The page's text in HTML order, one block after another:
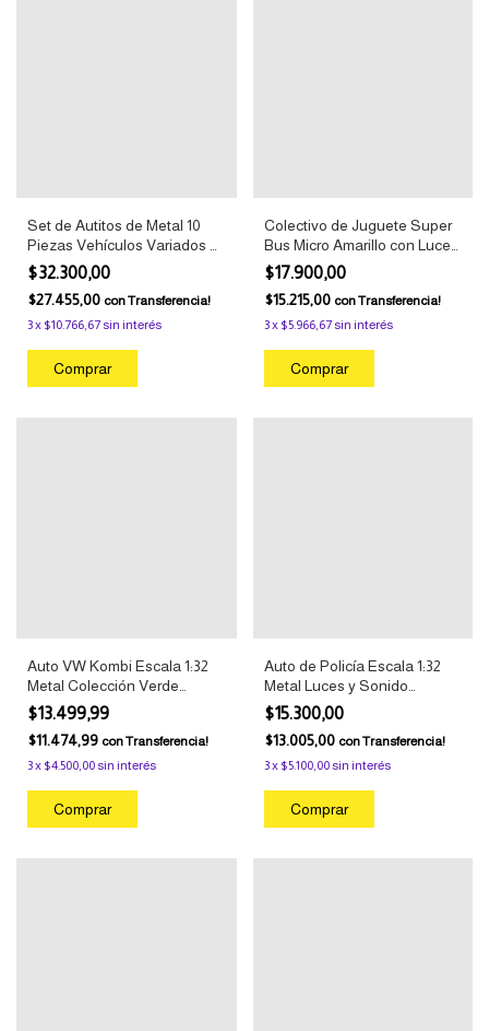
Set de Autitos de Metal 10
Piezas Vehículos Variados al
azar
$32.300,00
$27.455,00 conTransferencia!
3x $10.766,67sin interés
Colectivo de Juguete Super
Bus Micro Amarillo con Luces
y Sonido
$17.900,00
$15.215,00 conTransferencia!
3x $5.966,67sin interés
Auto VW Kombi Escala 1:32
Metal Colección Verde
Oscuro
$13.499,99
$11.474,99 conTransferencia!
3x $4.500,00sin interés
Auto de Policía Escala 1:32
Metal Luces y Sonido
Patrulla Negro
$15.300,00
$13.005,00 conTransferencia!
3x $5.100,00sin interés